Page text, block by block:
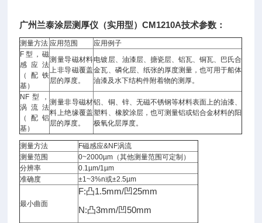
广州兰泰涂层测厚仪（实用型）CM1210A技术参数：
测量方法 应用范围
应用例子
F型，磁
感应法
（配铁
基）
测量导磁材料
上非导磁覆盖
层的厚度。
电镀层、油漆层、搪瓷层、铝瓦、铜瓦、巴氏合
金瓦、磷化层、纸张的厚度测量，也可用于船体
油漆及水下结构件附着物的测厚。
NF型，
涡流法
（配铝
基）
测量非导磁材
料上绝缘覆盖
层的厚度。
铝、铜、锌、无磁不锈钢等材料表面上的油漆、
塑料、橡胶涂层，也可测量铝或铝合金材料的阳
极氧化层厚度。
测量方法
F磁感应&NF涡流
测量范围
0~2000µm（其他测量范围可定制）
分辨率
0.1µm/1µm
准确度
±1~3%n或±2.5µm
最小曲面
F:凸1.5mm/凹25mm
N:凸3mm/凹50mm